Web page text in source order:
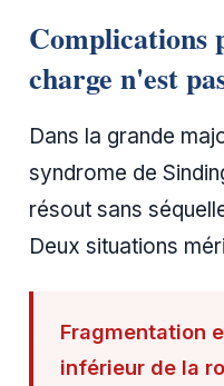
Complications
charge n'est
Dans la grande
syndrome de
résout sans
Deux situations
Fragmentation
inférieur de la